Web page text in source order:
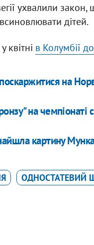
ухвалили закон,
дітей.
квітні в Колумбії
на
на чемпіонаті
картину
ОДНОСТАТЕВИЙ